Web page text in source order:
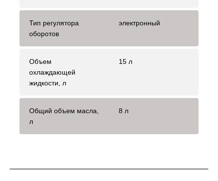
Тип регулятора
оборотов
электронный
Объем
охлаждающей
жидкости, л
15 л
Общий объем масла,
л
8 л